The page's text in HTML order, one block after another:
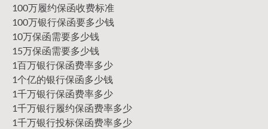
100万履约保函收费标准
100万银行保函要多少钱
10万保函需要多少钱
15万保函需要多少钱
1百万银行保函费率多少
1个亿的银行保函多少钱
1千万银行保函费率多少
1千万银行履约保函费率多少
1千万银行投标保函费率多少